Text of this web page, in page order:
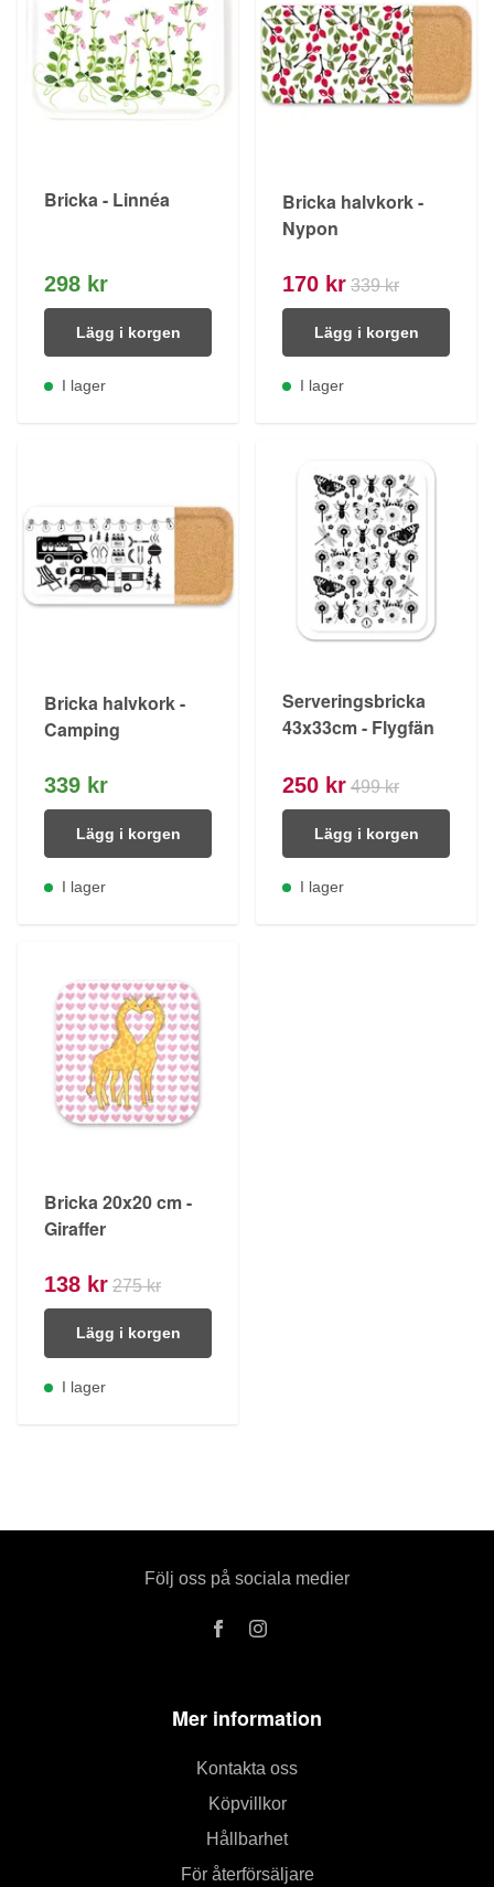
Bricka - Linnéa
298 kr
Lägg i korgen
I lager
Bricka halvkork -
Nypon
170 kr 339 kr
Lägg i korgen
I lager
Bricka halvkork -
Camping
339 kr
Lägg i korgen
I lager
Serveringsbricka
43x33cm - Flygfän
250 kr 499 kr
Lägg i korgen
I lager
Bricka 20x20 cm -
Giraffer
138 kr 275 kr
Lägg i korgen
I lager
Följ oss på sociala medier
Mer information
Kontakta oss
Köpvillkor
Hållbarhet
För återförsäljare